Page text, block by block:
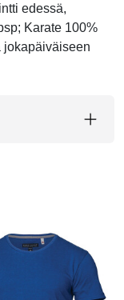
edessä,
Karate 100%